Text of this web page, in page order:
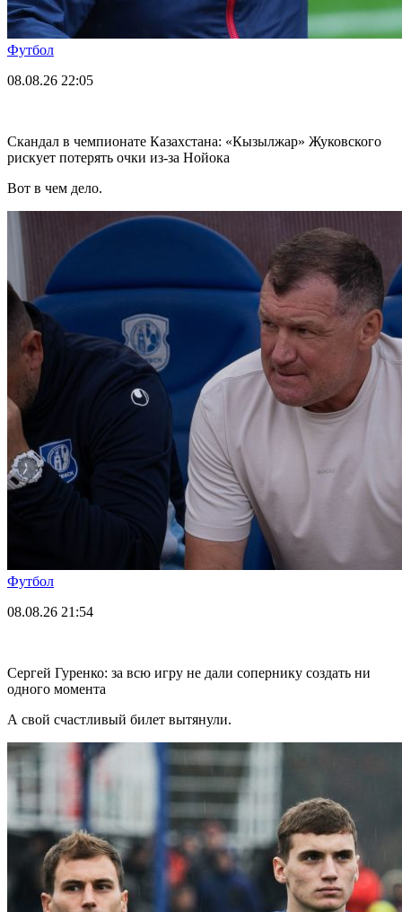
Футбол
08.08.26 22:05
Скандал в чемпионате Казахстана: «Кызылжар» Жуковского
рискует потерять очки из-за Нойока
Вот в чем дело.
Футбол
08.08.26 21:54
Сергей Гуренко: за всю игру не дали сопернику создать ни
одного момента
А свой счастливый билет вытянули.